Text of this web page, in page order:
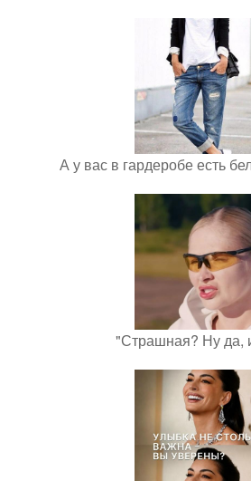
А у вас в гардеробе есть
"Страшная? Ну да,